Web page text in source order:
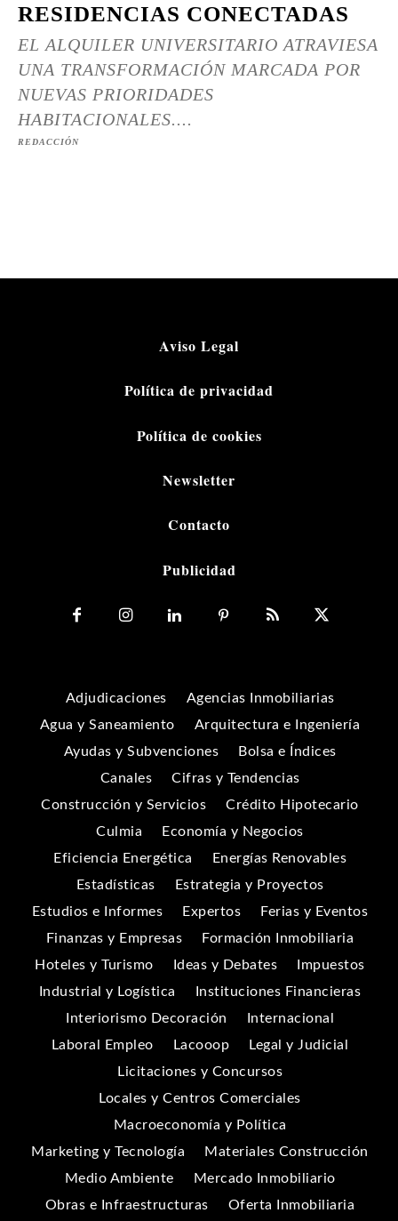
RESIDENCIAS CONECTADAS
EL ALQUILER UNIVERSITARIO ATRAVIESA
UNA TRANSFORMACIÓN MARCADA POR
NUEVAS PRIORIDADES
HABITACIONALES....
REDACCIÓN
Aviso Legal
Política de privacidad
Política de cookies
Newsletter
Contacto
Publicidad
Adjudicaciones
Agencias Inmobiliarias
Agua y Saneamiento
Arquitectura e Ingeniería
Ayudas y Subvenciones
Bolsa e Índices
Canales
Cifras y Tendencias
Construcción y Servicios
Crédito Hipotecario
Culmia
Economía y Negocios
Eficiencia Energética
Energías Renovables
Estadísticas
Estrategia y Proyectos
Estudios e Informes
Expertos
Ferias y Eventos
Finanzas y Empresas
Formación Inmobiliaria
Hoteles y Turismo
Ideas y Debates
Impuestos
Industrial y Logística
Instituciones Financieras
Interiorismo Decoración
Internacional
Laboral Empleo
Lacooop
Legal y Judicial
Licitaciones y Concursos
Locales y Centros Comerciales
Macroeconomía y Política
Marketing y Tecnología
Materiales Construcción
Medio Ambiente
Mercado Inmobiliario
Obras e Infraestructuras
Oferta Inmobiliaria